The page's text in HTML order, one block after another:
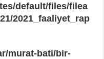
default/files/filea
2021_faaliyet_rap
murat-bati/bir-